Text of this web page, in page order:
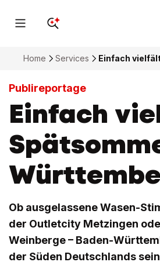
Home Services Einfach
Publireportage
Einfach
Ob ausgelassene Wasen-
der Outletcity Metzingen
Weinberge – Baden-
der Süden Deutschlands